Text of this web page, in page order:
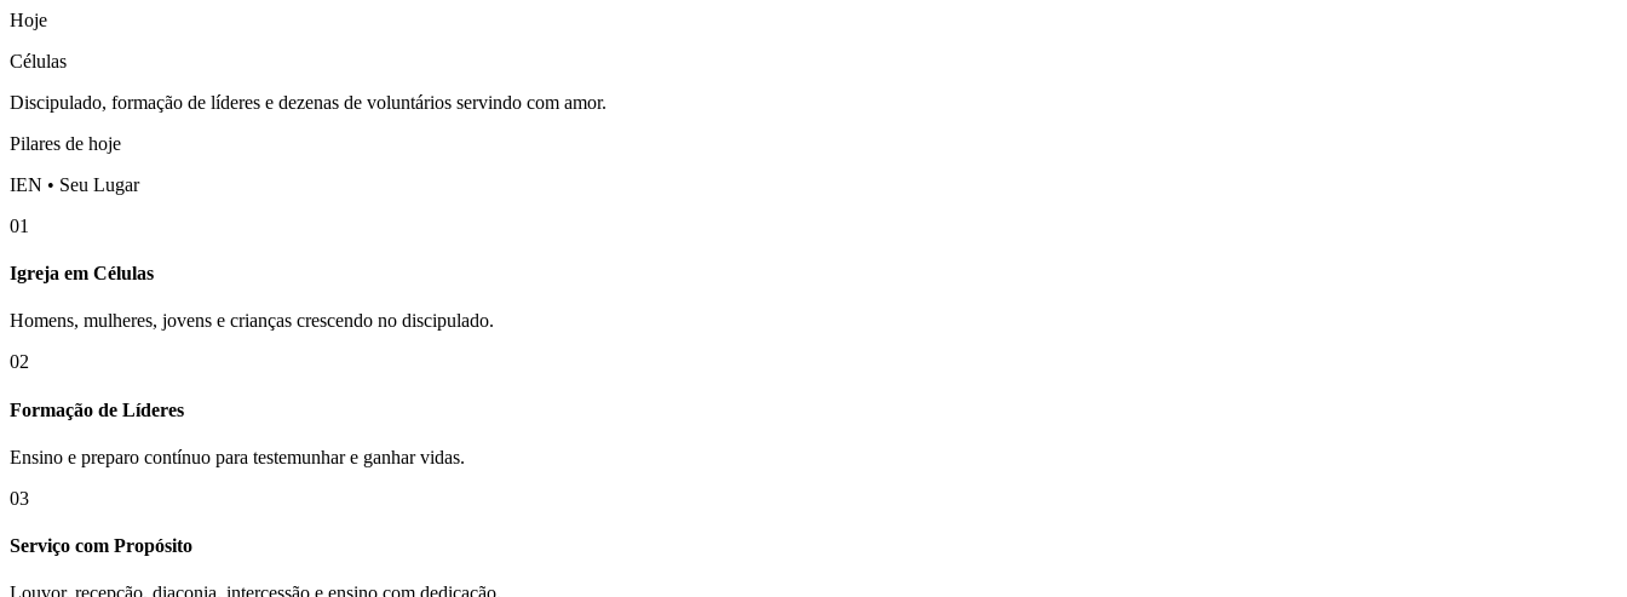
Hoje
Células
Discipulado, formação de líderes e dezenas de voluntários servindo com amor.
Pilares de hoje
IEN • Seu Lugar
01
Igreja em Células
Homens, mulheres, jovens e crianças crescendo no discipulado.
02
Formação de Líderes
Ensino e preparo contínuo para testemunhar e ganhar vidas.
03
Serviço com Propósito